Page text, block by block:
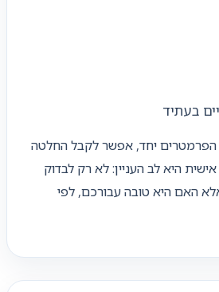
בעתיד
יחד, אפשר לקבל החלטה
היא לב העניין: לא רק לבדוק
האם היא טובה עבורכם, לפי